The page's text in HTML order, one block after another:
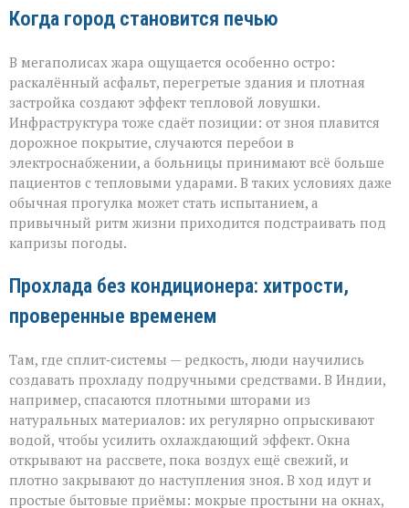
Когда город становится печью
В мегаполисах жара ощущается особенно остро:
раскалённый асфальт, перегретые здания и плотная
застройка создают эффект тепловой ловушки.
Инфраструктура тоже сдаёт позиции: от зноя плавится
дорожное покрытие, случаются перебои в
электроснабжении, а больницы принимают всё больше
пациентов с тепловыми ударами. В таких условиях даже
обычная прогулка может стать испытанием, а
привычный ритм жизни приходится подстраивать под
капризы погоды.
Прохлада без кондиционера: хитрости,
проверенные временем
Там, где сплит‑системы — редкость, люди научились
создавать прохладу подручными средствами. В Индии,
например, спасаются плотными шторами из
натуральных материалов: их регулярно опрыскивают
водой, чтобы усилить охлаждающий эффект. Окна
открывают на рассвете, пока воздух ещё свежий, и
плотно закрывают до наступления зноя. В ход идут и
простые бытовые приёмы: мокрые простыни на окнах,